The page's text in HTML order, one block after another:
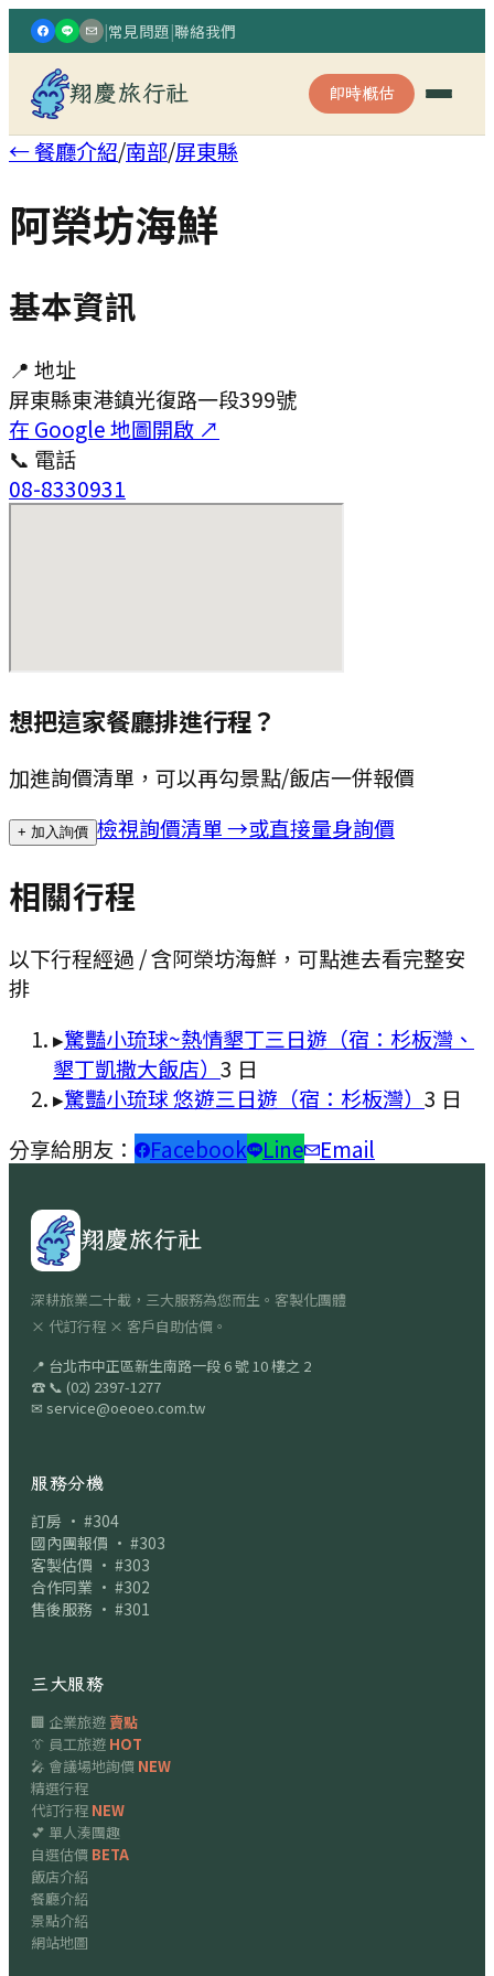
|常見問題|聯絡我們
翔慶旅行社 即時概估
← 餐廳介紹/南部/屏東縣
阿榮坊海鮮
基本資訊
📍 地址
屏東縣東港鎮光復路一段399號
在 Google 地圖開啟 ↗
📞 電話
08-8330931
想把這家餐廳排進行程？
加進詢價清單，可以再勾景點/飯店一併報價
+ 加入詢價 檢視詢價清單 →或直接量身詢價
相關行程
以下行程經過 / 含阿榮坊海鮮 ，可點進去看完整安
排
▸驚豔小琉球~熱情墾丁三日遊（宿：杉板灣、
墾丁凱撒大飯店） 3 日
▸驚豔小琉球 悠遊三日遊（宿：杉板灣） 3 日
分享給朋友：
Facebook Line Email
翔慶旅行社
深耕旅業二十載，三大服務為您而生。客製化團體
× 代訂行程 × 客戶自助估價。
📍 台北市中正區新生南路一段 6 號 10 樓之 2
☎ 📞 (02) 2397-1277
✉ service@oeoeo.com.tw
服務分機
訂房 · #304
國內團報價 · #303
客製估價 · #303
合作同業 · #302
售後服務 · #301
三大服務
🏢 企業旅遊賣點
👔 員工旅遊 HOT
🎤 會議場地詢價 NEW
精選行程
代訂行程 NEW
💕 單人湊團趣
自選估價 BETA
飯店介紹
餐廳介紹
景點介紹
網站地圖